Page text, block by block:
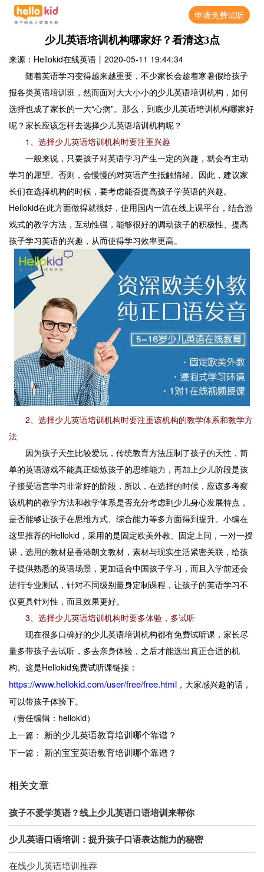
申请免费试听
少儿英语培训机构哪家好？看清这3点
来源：Hellokid在线英语 丨 2020-05-11 19:44:34
随着英语学习变得越来越重要，不少家长会趁着寒暑假给孩子
报各类英语培训班，然而面对大大小小的少儿英语培训机构，如何
选择也成了家长的一大“心病”。那么，到底少儿英语培训机构哪家好
呢？家长应该怎样去选择少儿英语培训机构呢？
1、选择少儿英语培训机构时要注重兴趣
一般来说，只要孩子对英语学习产生一定的兴趣，就会有主动
学习的愿望。否则，会慢慢的对英语产生抵触情绪。因此，建议家
长们在选择机构的时候，要考虑能否提高孩子学英语的兴趣。
Hellokid在此方面做得就很好，使用国内一流在线上课平台，结合游
戏式的教学方法，互动性强，能够很好的调动孩子的积极性、提高
孩子学习英语的兴趣，从而使得学习效率更高。
2、选择少儿英语培训机构时要注重该机构的教学体系和教学方
法
因为孩子天生比较爱玩，传统教育方法压制了孩子的天性，简
单的英语游戏不能真正锻炼孩子的思维能力，再加上少儿阶段是孩
子接受语言学习非常好的阶段，所以，在选择的时候，应该多考察
该机构的教学方法和教学体系是否充分考虑到少儿身心发展特点，
是否能够让孩子在思维方式、综合能力等多方面得到提升。小编在
这里推荐的Hellokid，采用的是固定欧美外教、固定上间，一对一授
课，选用的教材是香港朗文教材，素材与现实生活紧密关联，给孩
子提供熟悉的英语场景，更加适合中国孩子学习，而且入学前还会
进行专业测试，针对不同级别量身定制课程，让孩子的英语学习不
仅更具针对性，而且效果更好。
3、选择少儿英语培训机构时要多体验，多试听
现在很多口碑好的少儿英语培训机构都有免费试听课，家长尽
量多带孩子去试听，多去亲身体验，之后才能选出真正合适的机
构。这是Hellokid免费试听课链接：
https://www.hellokid.com/user/free/free.html ，大家感兴趣的话，
可以带孩子体验下。
（责任编辑：hellokid）
上一篇： 新的少儿英语教育培训哪个靠谱？
下一篇： 新的宝宝英语教育培训哪个靠谱？
相关文章
孩子不爱学英语？线上少儿英语口语培训来帮你
少儿英语口语培训：提升孩子口语表达能力的秘密
在线少儿英语培训推荐